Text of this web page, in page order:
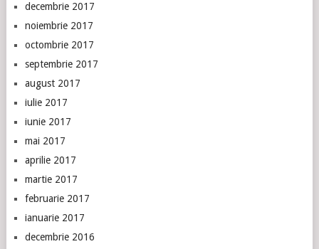
decembrie 2017
noiembrie 2017
octombrie 2017
septembrie 2017
august 2017
iulie 2017
iunie 2017
mai 2017
aprilie 2017
martie 2017
februarie 2017
ianuarie 2017
decembrie 2016